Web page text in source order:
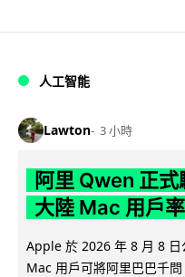
人工智能
Lawton 3 小時
阿里 Qwen 正
大陸 Mac 用戶
Apple 於 2026 年 8 月 8
Mac 用戶可將阿里巴巴千